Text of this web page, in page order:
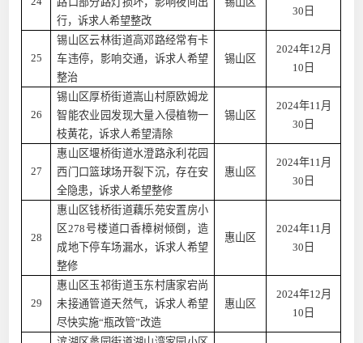
行，诉求人希望整改
30日
25
锡山区云林街道高邓路经常有卡
车违停，影响交通，诉求人希望
整治
锡山区
2024年12月
10日
26
锡山区厚桥街道嵩山村原欧姆龙
智能农业园发现大量入侵植物一
枝黄花，诉求人希望清除
锡山区
2024年11月
30日
27
惠山区堰桥街道水澄路永利花园
西门口篮球场开裂下沉，存在安
全隐患，诉求人希望整修
惠山区
2024年11月
30日
28
惠山区钱桥街道藕乐苑安置房小
区278号楼道口香樟树倾倒，造
成地下停车场漏水，诉求人希望
整修
惠山区
2024年11月
30日
29
惠山区玉祁街道玉东村唐家宕尚
未接通管道天然气，诉求人希望
尽快实施“瓶改管”改造
惠山区
2024年12月
10日